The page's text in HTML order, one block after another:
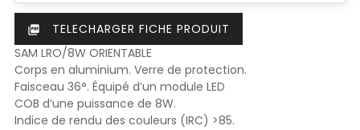
picture_as_pdf
TELECHARGER FICHE PRODUIT
SAM LRO/8W ORIENTABLE
Corps en aluminium. Verre de protection.
Faisceau 36°. Équipé d’un module LED
COB d’une puissance de 8W.
Indice de rendu des couleurs (IRC) >85.